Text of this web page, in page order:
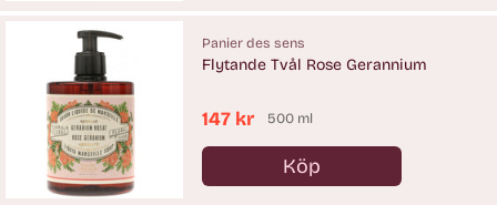
Panier des sens
Flytande Tvål Rose Gerannium
147 kr 500 ml
Köp
Antal